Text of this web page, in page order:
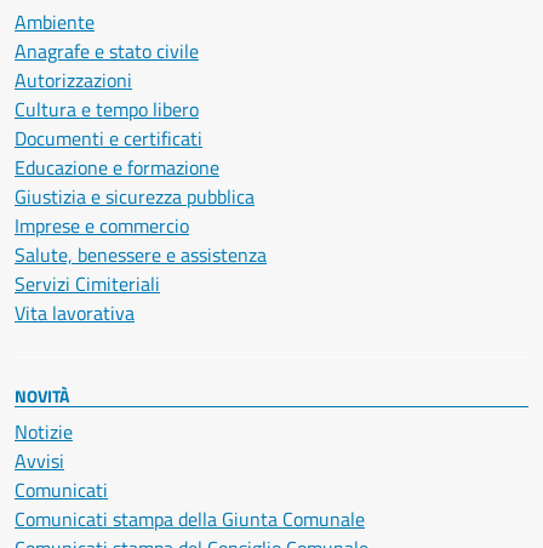
Ambiente
Anagrafe e stato civile
Autorizzazioni
Cultura e tempo libero
Documenti e certificati
Educazione e formazione
Giustizia e sicurezza pubblica
Imprese e commercio
Salute, benessere e assistenza
Servizi Cimiteriali
Vita lavorativa
NOVITÀ
Notizie
Avvisi
Comunicati
Comunicati stampa della Giunta Comunale